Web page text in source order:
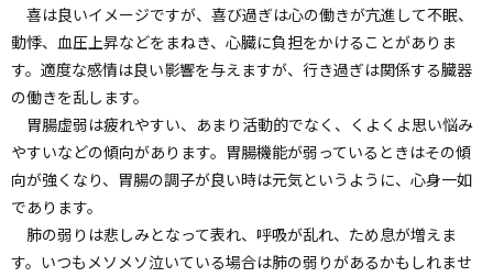
喜は良いイメージですが、喜び過ぎは心の働きが亢進して不眠、
動悸、血圧上昇などをまねき、心臓に負担をかけることがありま
す。適度な感情は良い影響を与えますが、行き過ぎは関係する臓器
の働きを乱します。
胃腸虚弱は疲れやすい、あまり活動的でなく、くよくよ思い悩み
やすいなどの傾向があります。胃腸機能が弱っているときはその傾
向が強くなり、胃腸の調子が良い時は元気というように、心身一如
であります。
肺の弱りは悲しみとなって表れ、呼吸が乱れ、ため息が増えま
す。いつもメソメソ泣いている場合は肺の弱りがあるかもしれませ